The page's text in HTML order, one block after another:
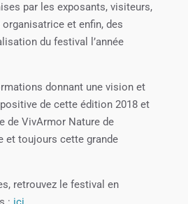
par les exposants, visiteurs,
et enfin, des
du festival l’année
donnant une vision et
de cette édition 2018 et
de VivArmor Nature de
et toujours cette grande
retrouvez le festival en